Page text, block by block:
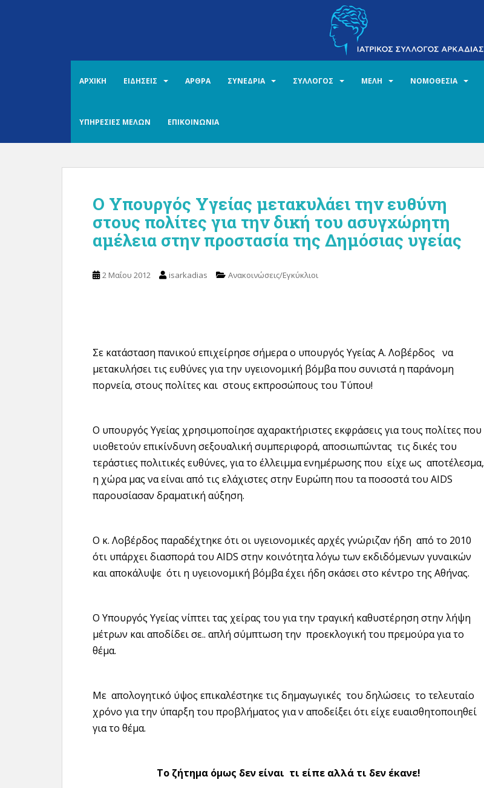
c
ΑΡΧΙΚΗ ΕΙΔΗΣΕΙΣ ΑΡΘΡΑ ΣΥΝΕΔΡΙΑ ΣΥΛΛΟΓΟΣ ΜΕΛΗ ΝΟΜΟΘΕΣΙΑ
ΥΠΗΡΕΣΙΕΣ ΜΕΛΩΝ ΕΠΙΚΟΙΝΩΝΙΑ
O Υπουργός Υγείας μετακυλάει την ευθύνη
στους πολίτες για την δική του ασυγχώρητη
αμέλεια στην προστασία της Δημόσιας υγείας
2 Μαΐου 2012 isarkadias Ανακοινώσεις/Εγκύκλιοι
Σε κατάσταση πανικού επιχείρησε σήμερα ο υπουργός Υγείας Α. Λοβέρδος να
μετακυλήσει τις ευθύνες για την υγειονομική βόμβα που συνιστά η παράνομη
πορνεία, στους πολίτες και στους εκπροσώπους του Τύπου!
Ο υπουργός Υγείας χρησιμοποίησε αχαρακτήριστες εκφράσεις για τους πολίτες που
υιοθετούν επικίνδυνη σεξουαλική συμπεριφορά, αποσιωπώντας τις δικές του
τεράστιες πολιτικές ευθύνες, για το έλλειμμα ενημέρωσης που είχε ως αποτέλεσμα,
η χώρα μας να είναι από τις ελάχιστες στην Ευρώπη που τα ποσοστά του AIDS
παρουσίασαν δραματική αύξηση.
Ο κ. Λοβέρδος παραδέχτηκε ότι οι υγειονομικές αρχές γνώριζαν ήδη από το 2010
ότι υπάρχει διασπορά του AIDS στην κοινότητα λόγω των εκδιδόμενων γυναικών
και αποκάλυψε ότι η υγειονομική βόμβα έχει ήδη σκάσει στο κέντρο της Αθήνας.
Ο Υπουργός Υγείας νίπτει τας χείρας του για την τραγική καθυστέρηση στην λήψη
μέτρων και αποδίδει σε.. απλή σύμπτωση την προεκλογική του πρεμούρα για το
θέμα.
Με απολογητικό ύψος επικαλέστηκε τις δημαγωγικές του δηλώσεις το τελευταίο
χρόνο για την ύπαρξη του προβλήματος για ν αποδείξει ότι είχε ευαισθητοποιηθεί
για το θέμα.
Το ζήτημα όμως δεν είναι τι είπε αλλά τι δεν έκανε!